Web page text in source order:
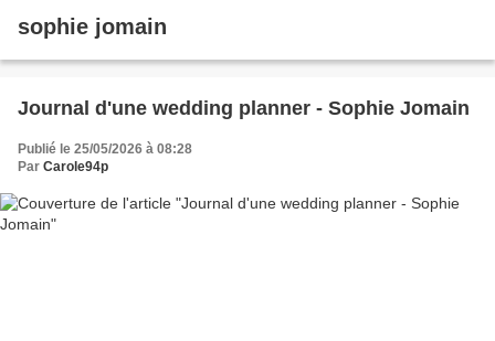
sophie jomain
Journal d'une wedding planner - Sophie Jomain
Publié le 25/05/2026 à 08:28
Par Carole94p